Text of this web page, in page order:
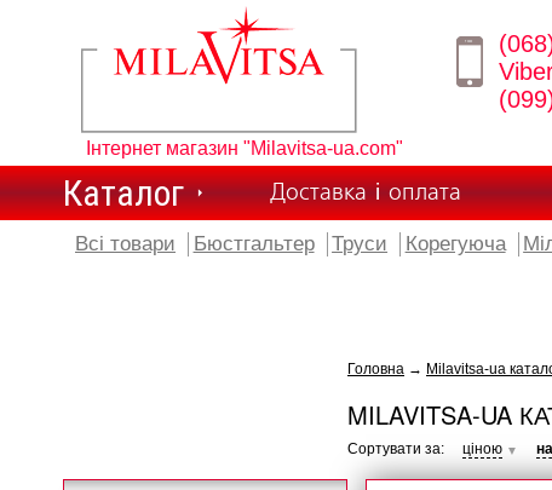
Інтернет магазин "Milavitsa-ua.com"
Каталог Доставка і оплата
Всі товари Бюстгальтер Труси Корегуюча
Головна → Milavitsa-ua
MILAVITSA-UA
Сортувати за: ціною ▼